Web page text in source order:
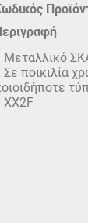
Μεταλλικό
Σε ποικιλία
XX2F